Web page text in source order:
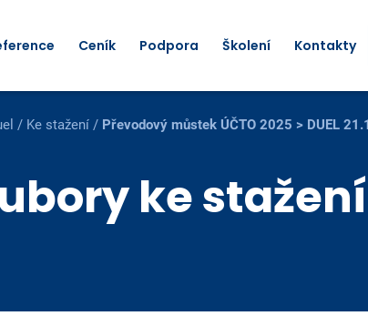
Ceník Podpora Školení Kontakty
/ Ke stažení / Převodový můstek ÚČTO 2025 > DUEL 21.1
ke stažení